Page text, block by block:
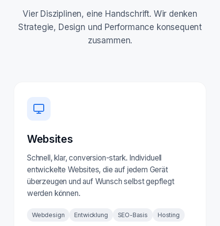
Vier Disziplinen, eine Handschrift. Wir denken
Strategie, Design und Performance konsequent
zusammen.
Websites
Schnell, klar, conversion-stark. Individuell
entwickelte Websites, die auf jedem Gerät
überzeugen und auf Wunsch selbst gepflegt
werden können.
Webdesign Entwicklung SEO-Basis Hosting